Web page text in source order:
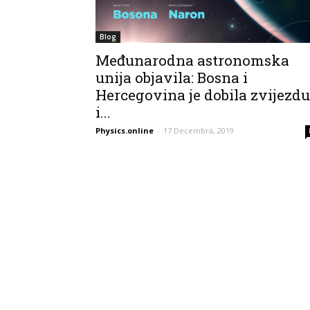
Blog
Međunarodna astronomska
unija objavila: Bosna i
Hercegovina je dobila zvijezdu
i...
Physics.online - 17 Decembra, 2019